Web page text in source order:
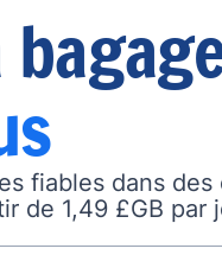
fiables dans des
de 1,49 £GB par